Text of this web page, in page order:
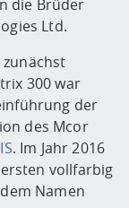
die Brüder
Ltd.
300 war
der
des Mcor
. Im Jahr 2016
vollfarbig
Namen